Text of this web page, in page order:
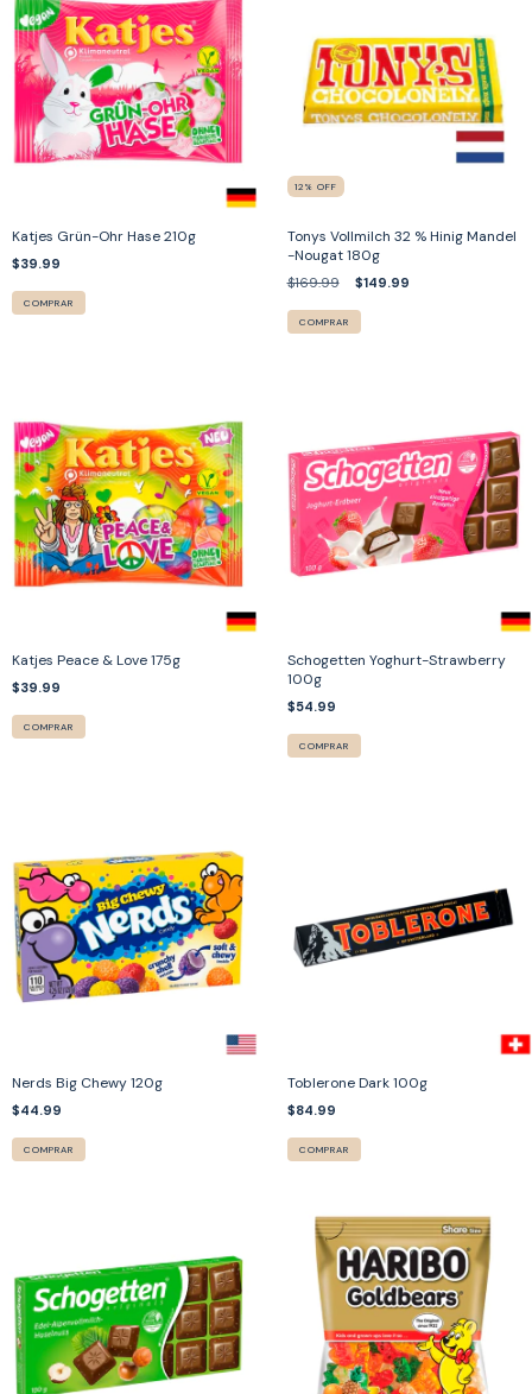
Katjes Grün-Ohr Hase 210g
$39.99
COMPRAR
12 % OFF
Tonys Vollmilch 32 % Hinig Mandel
-Nougat 180g
$169.99 $149.99
COMPRAR
Katjes Peace & Love 175g
$39.99
COMPRAR
Schogetten Yoghurt-Strawberry
100g
$54.99
COMPRAR
Nerds Big Chewy 120g
$44.99
COMPRAR
Toblerone Dark 100g
$84.99
COMPRAR